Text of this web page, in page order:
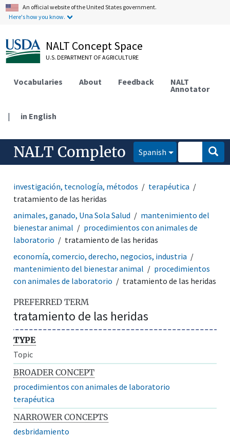
An official website of the United States government.
Here's how you know.
NALT Concept Space
U.S. DEPARTMENT OF AGRICULTURE
Vocabularies About Feedback NALT
Annotator
| in English
NALT Completo Spanish
investigación, tecnología, métodos
terapéutica
tratamiento de las heridas
animales, ganado, Una Sola Salud
mantenimiento del
bienestar animal
procedimientos con animales de
laboratorio
tratamiento de las heridas
economía, comercio, derecho, negocios, industria
mantenimiento del bienestar animal
procedimientos
con animales de laboratorio
tratamiento de las heridas
PREFERRED TERM
tratamiento de las heridas
TYPE
Topic
BROADER CONCEPT
procedimientos con animales de laboratorio
terapéutica
NARROWER CONCEPTS
desbridamiento